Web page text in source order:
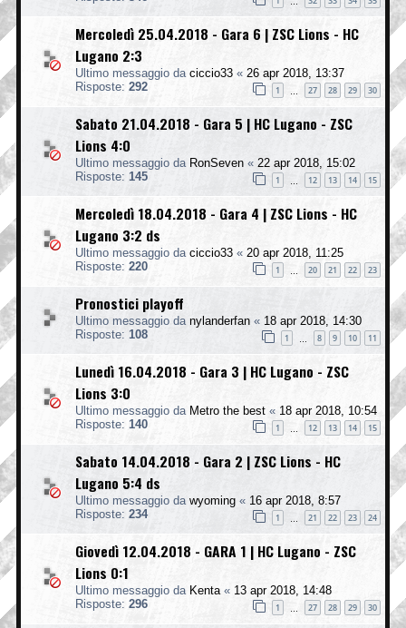
Mercoledì 25.04.2018 - Gara 6 | ZSC Lions - HC
Lugano 2:3
Ultimo messaggio da ciccio33 « 26 apr 2018, 13:37
Risposte: 292 1 27 28 29 30
Sabato 21.04.2018 - Gara 5 | HC Lugano - ZSC
Lions 4:0
Ultimo messaggio da RonSeven « 22 apr 2018, 15:02
Risposte: 145 1 12 13 14 15
Mercoledì 18.04.2018 - Gara 4 | ZSC Lions - HC
Lugano 3:2 ds
Ultimo messaggio da ciccio33 « 20 apr 2018, 11:25
Risposte: 220 1 20 21 22 23
Pronostici playoff
Ultimo messaggio da nylanderfan « 18 apr 2018, 14:30
Risposte: 108 1 8 9 10 11
Lunedì 16.04.2018 - Gara 3 | HC Lugano - ZSC
Lions 3:0
Ultimo messaggio da Metro the best « 18 apr 2018, 10:54
Risposte: 140 1 12 13 14 15
Sabato 14.04.2018 - Gara 2 | ZSC Lions - HC
Lugano 5:4 ds
Ultimo messaggio da wyoming « 16 apr 2018, 8:57
Risposte: 234 1 21 22 23 24
Giovedì 12.04.2018 - GARA 1 | HC Lugano - ZSC
Lions 0:1
Ultimo messaggio da Kenta « 13 apr 2018, 14:48
Risposte: 296 1 27 28 29 30